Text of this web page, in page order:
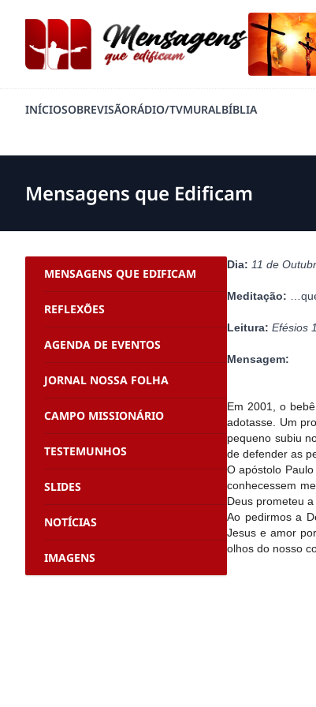
INÍCIOSOBREVISÃORÁDIO/TVMURALBÍBLIA
Mensagens que Edificam
MENSAGENS QUE EDIFICAM
REFLEXÕES
AGENDA DE EVENTOS
JORNAL NOSSA FOLHA
CAMPO MISSIONÁRIO
TESTEMUNHOS
SLIDES
NOTÍCIAS
IMAGENS
Dia: 11 de
Meditação:
Leitura: Efésios
Mensagem:
Em 2001, o
adotasse. Um
pequeno subiu
de defender as
O apóstolo
conhecessem
Deus prometeu
Ao pedirmos a
Jesus e amor
olhos do nosso